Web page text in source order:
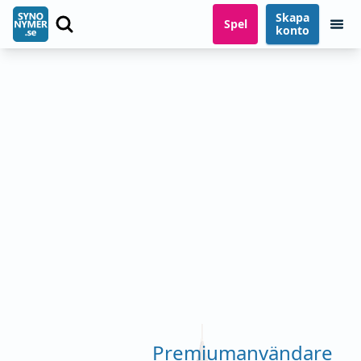
Spel
Skapa
konto
Premiumanvändare